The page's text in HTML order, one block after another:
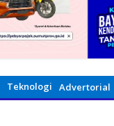
Teknologi Advertorial